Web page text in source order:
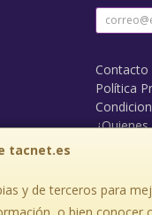
tacnet.es
y de terceros para
Contacto
Política